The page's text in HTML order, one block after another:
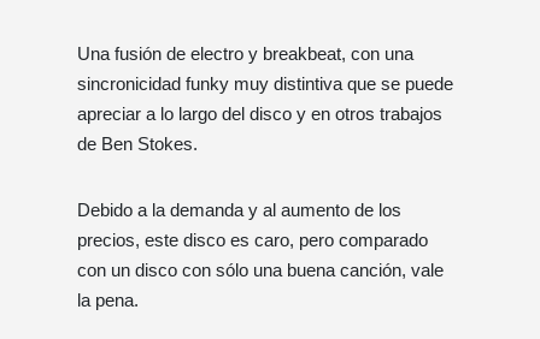
Una fusión de electro y breakbeat, con una
sincronicidad funky muy distintiva que se puede
apreciar a lo largo del disco y en otros trabajos
de Ben Stokes.
Debido a la demanda y al aumento de los
precios, este disco es caro, pero comparado
con un disco con sólo una buena canción, vale
la pena.